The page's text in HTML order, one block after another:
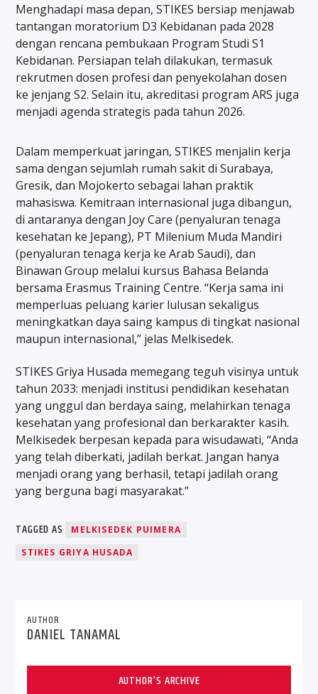
Menghadapi masa depan, STIKES bersiap menjawab
tantangan moratorium D3 Kebidanan pada 2028
dengan rencana pembukaan Program Studi S1
Kebidanan. Persiapan telah dilakukan, termasuk
rekrutmen dosen profesi dan penyekolahan dosen
ke jenjang S2. Selain itu, akreditasi program ARS juga
menjadi agenda strategis pada tahun 2026.
Dalam memperkuat jaringan, STIKES menjalin kerja
sama dengan sejumlah rumah sakit di Surabaya,
Gresik, dan Mojokerto sebagai lahan praktik
mahasiswa. Kemitraan internasional juga dibangun,
di antaranya dengan Joy Care (penyaluran tenaga
kesehatan ke Jepang), PT Milenium Muda Mandiri
(penyaluran tenaga kerja ke Arab Saudi), dan
Binawan Group melalui kursus Bahasa Belanda
bersama Erasmus Training Centre. “Kerja sama ini
memperluas peluang karier lulusan sekaligus
meningkatkan daya saing kampus di tingkat nasional
maupun internasional,” jelas Melkisedek.
STIKES Griya Husada memegang teguh visinya untuk
tahun 2033: menjadi institusi pendidikan kesehatan
yang unggul dan berdaya saing, melahirkan tenaga
kesehatan yang profesional dan berkarakter kasih.
Melkisedek berpesan kepada para wisudawati, “Anda
yang telah diberkati, jadilah berkat. Jangan hanya
menjadi orang yang berhasil, tetapi jadilah orang
yang berguna bagi masyarakat.”
TAGGED AS
MELKISEDEK PUIMERA
STIKES GRIYA HUSADA
AUTHOR
DANIEL TANAMAL
AUTHOR'S ARCHIVE